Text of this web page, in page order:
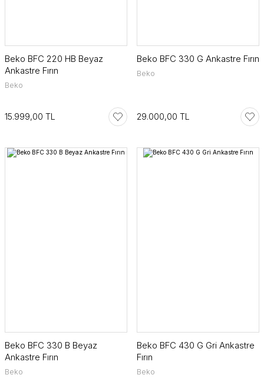
Beko BFC 220 HB Beyaz
Ankastre Fırın
Beko
15.999,00 TL
Beko BFC 330 G Ankastre Fırın
Beko
29.000,00 TL
Beko BFC 330 B Beyaz
Ankastre Fırın
Beko
Beko BFC 430 G Gri Ankastre
Fırın
Beko